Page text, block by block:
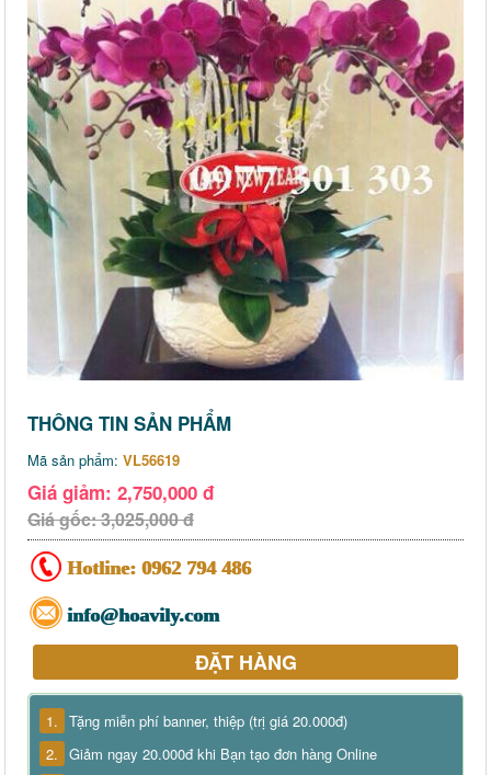
THÔNG TIN SẢN PHẨM
Mã sản phẩm: VL56619
Giá giảm: 2,750,000 đ
Giá gốc: 3,025,000 đ
Hotline: 0962 794 486
info@hoavily.com
ĐẶT HÀNG
1. Tặng miễn phí banner, thiệp (trị giá 20.000đ)
2. Giảm ngay 20.000đ khi Bạn tạo đơn hàng Online